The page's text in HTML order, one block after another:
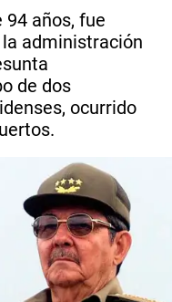
94 años, fue
administración
de dos
ocurrido